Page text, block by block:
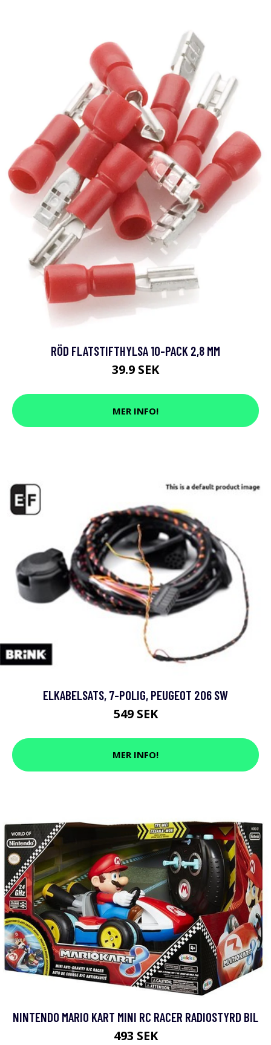
RÖD FLATSTIFTHYLSA 10-PACK 2,8 MM
39.9 SEK
MER INFO!
ELKABELSATS, 7-POLIG, PEUGEOT 206 SW
549 SEK
MER INFO!
NINTENDO MARIO KART MINI RC RACER RADIOSTYRD BIL
493 SEK